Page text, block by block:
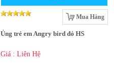
Mua Hàng
Ủng trẻ em Angry bird đỏ HS
Giá : Liên Hệ